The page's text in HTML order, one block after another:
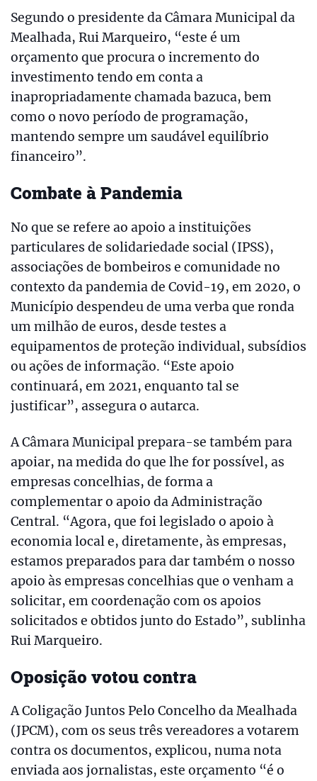
Segundo o presidente da Câmara Municipal da
Mealhada, Rui Marqueiro, “este é um
orçamento que procura o incremento do
investimento tendo em conta a
inapropriadamente chamada bazuca, bem
como o novo período de programação,
mantendo sempre um saudável equilíbrio
financeiro”.
Combate à Pandemia
No que se refere ao apoio a instituições
particulares de solidariedade social (IPSS),
associações de bombeiros e comunidade no
contexto da pandemia de Covid-19, em 2020, o
Município despendeu de uma verba que ronda
um milhão de euros, desde testes a
equipamentos de proteção individual, subsídios
ou ações de informação. “Este apoio
continuará, em 2021, enquanto tal se
justificar”, assegura o autarca.
A Câmara Municipal prepara-se também para
apoiar, na medida do que lhe for possível, as
empresas concelhias, de forma a
complementar o apoio da Administração
Central. “Agora, que foi legislado o apoio à
economia local e, diretamente, às empresas,
estamos preparados para dar também o nosso
apoio às empresas concelhias que o venham a
solicitar, em coordenação com os apoios
solicitados e obtidos junto do Estado”, sublinha
Rui Marqueiro.
Oposição votou contra
A Coligação Juntos Pelo Concelho da Mealhada
(JPCM), com os seus três vereadores a votarem
contra os documentos, explicou, numa nota
enviada aos jornalistas, este orçamento “é o